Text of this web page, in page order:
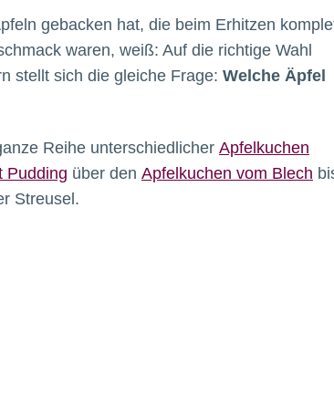
gebacken hat, die beim Erhitzen
waren, weiß: Auf die richtige Wahl
stellt sich die gleiche Frage: Welche Äpfel
Reihe unterschiedlicher Apfelkuchen
Pudding über den Apfelkuchen vom Blech
Streusel.